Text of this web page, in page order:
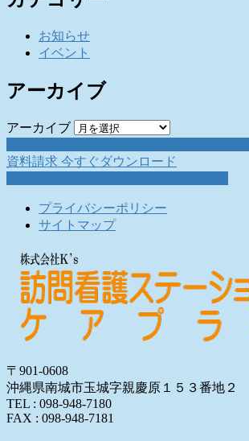
お知らせ
イベント
アーカイブ
アーカイブ
資料請求 今すぐダウンロード
プライバシーポリシー
サイトマップ
〒901-0608
沖縄県南城市玉城字親慶原１５３番地２
TEL : 098-948-7180
FAX : 098-948-7181